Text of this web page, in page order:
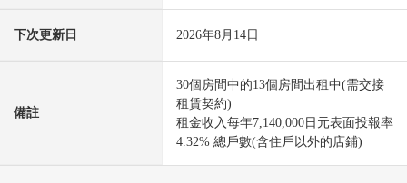
下次更新日 2026年8月14日
備註
30個房間中的13個房間出租中(需交接
租賃契約)
租金收入每年7,140,000日元表面投報率
4.32% 總戶數(含住戶以外的店鋪)